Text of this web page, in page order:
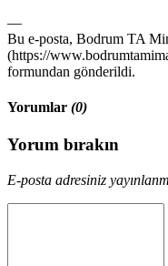
—
Bu e-posta, Bodrum TA
(https://
formundan gönderildi.
Yorumlar (0)
Yorum bırakın
E-posta adresiniz